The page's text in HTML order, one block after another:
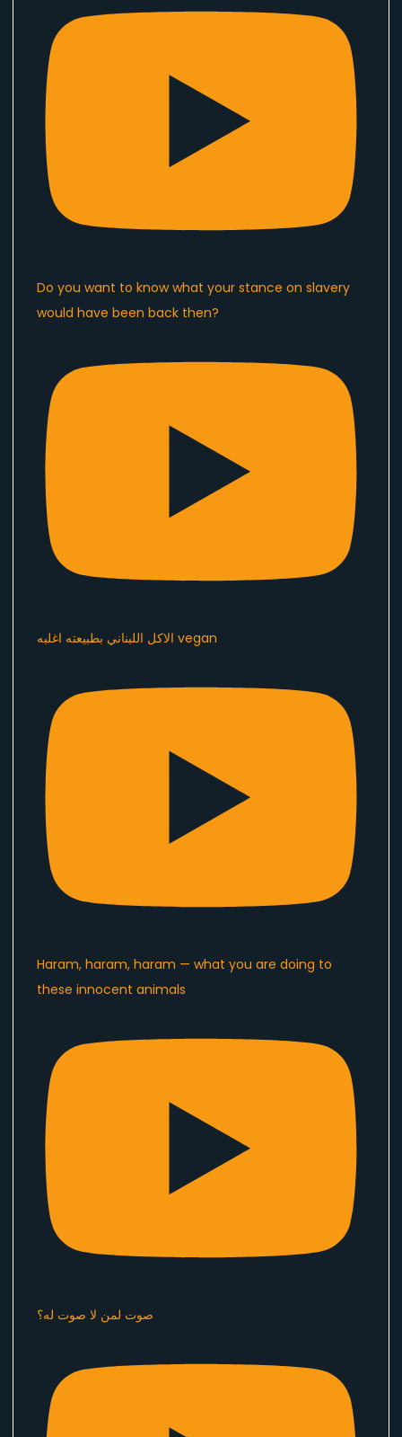
Do you want to know what your stance on slavery
would have been back then?
الاكل اللبناني بطبيعته اغلبه vegan
Haram, haram, haram — what you are doing to
these innocent animals
صوت لمن لا صوت له؟